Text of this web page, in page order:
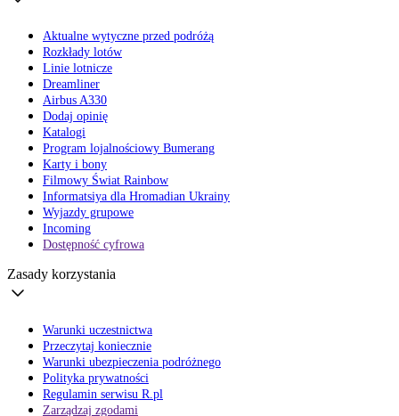
Aktualne wytyczne przed podróżą
Rozkłady lotów
Linie lotnicze
Dreamliner
Airbus A330
Dodaj opinię
Katalogi
Program lojalnościowy Bumerang
Karty i bony
Filmowy Świat Rainbow
Informatsiya dla Hromadian Ukrainy
Wyjazdy grupowe
Incoming
Dostępność cyfrowa
Zasady korzystania
Warunki uczestnictwa
Przeczytaj koniecznie
Warunki ubezpieczenia podróżnego
Polityka prywatności
Regulamin serwisu R.pl
Zarządzaj zgodami